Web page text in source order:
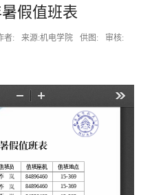
假值班表
者: 来源:机电学院 供图: 审核: